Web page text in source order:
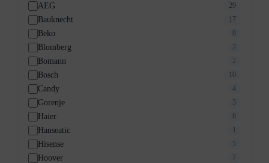
AEG 29
Bauknecht 17
Beko 8
Blomberg 2
Bomann 2
Bosch 10
Candy 4
Gorenje 3
Haier 8
Hanseatic
Hisense 5
Hoover 7